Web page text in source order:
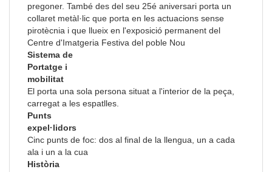
pregoner. També des del seu 25é aniversari porta un
collaret metàl·lic que porta en les actuacions sense
pirotècnia i que llueix en l'exposició permanent del
Centre d'Imatgeria Festiva del poble Nou
Sistema de
Portatge i
mobilitat
El porta una sola persona situat a l'interior de la peça,
carregat a les espatlles.
Punts
expel·lidors
Cinc punts de foc: dos al final de la llengua, un a cada
ala i un a la cua
Història